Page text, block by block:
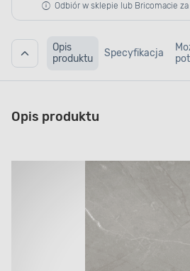
Odbiór w sklepie lub Bricomacie za
Opis
produktu
Specyfikacja
Opis produktu